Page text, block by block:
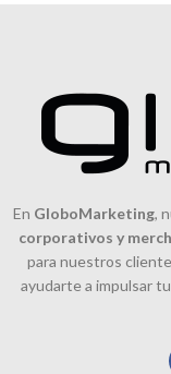
En GloboMarketing,
corporativos y
para nuestros
ayudarte a impulsar